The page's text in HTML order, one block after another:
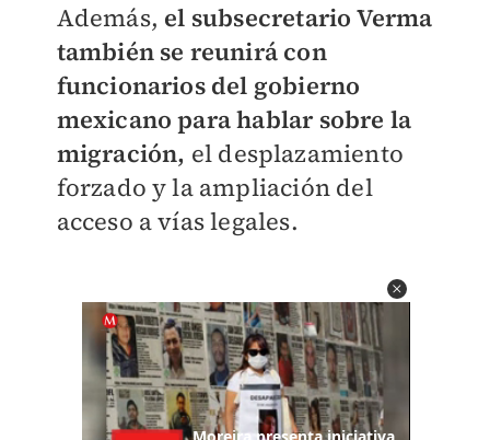
Además, el subsecretario Verma
también se reunirá con
funcionarios del gobierno
mexicano para hablar sobre la
migración, el desplazamiento
forzado y la ampliación del
acceso a vías legales.